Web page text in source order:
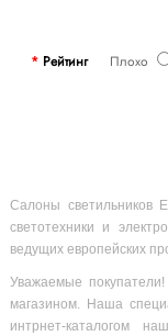
РейтингПлохо
Салоны светильников
светотехники и
ведущих европейских
Уважаемые
магазином. Наша
интрнет-каталогом